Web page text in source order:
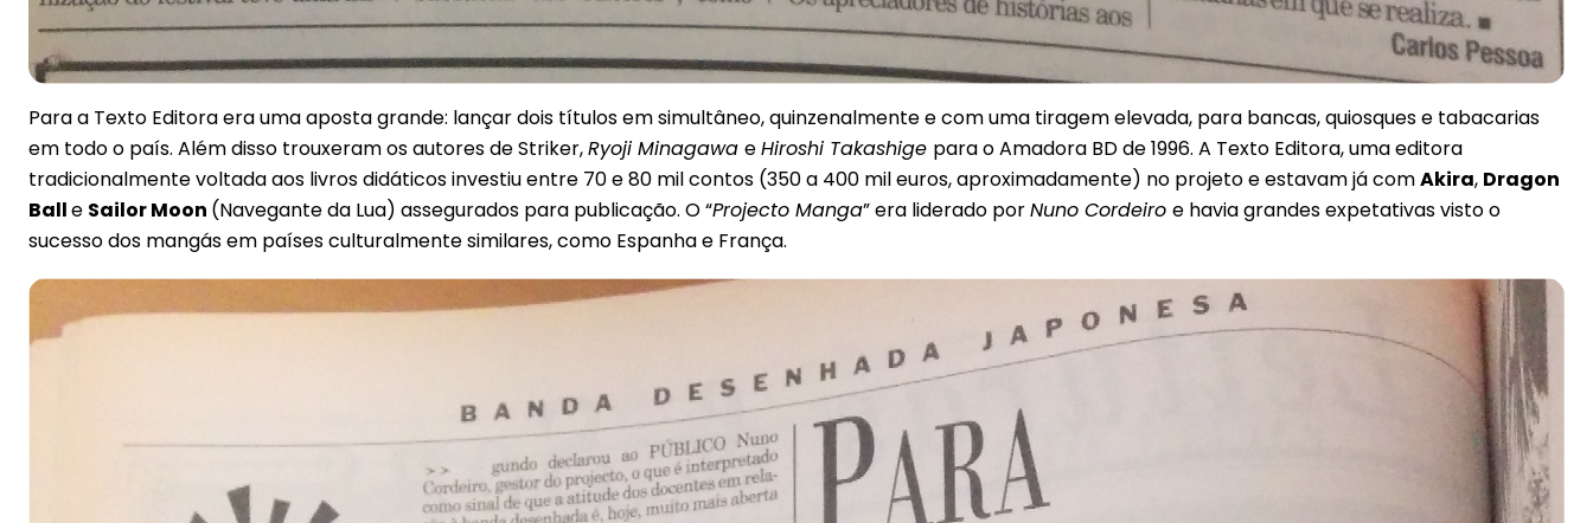
Para a Texto Editora era uma aposta grande: lançar dois títulos em simultâneo, quinzenalmente e com uma tiragem elevada, para bancas, quiosques e tabacarias
em todo o país. Além disso trouxeram os autores de Striker,Ryoji Minagawa eHiroshi Takashige para o Amadora BD de 1996. A Texto Editora, uma editora
tradicionalmente voltada aos livros didáticos investiu entre 70 e 80 mil contos (350 a 400 mil euros, aproximadamente) no projeto e estavam já comAkira, Dragon
Balle Sailor Moon (Navegante da Lua) assegurados para publicação. O “Projecto Manga” era liderado porNuno Cordeiro e havia grandes expetativas visto o
sucesso dos mangás em países culturalmente similares, como Espanha e França.